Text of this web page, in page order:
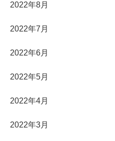
2022年8月
2022年7月
2022年6月
2022年5月
2022年4月
2022年3月